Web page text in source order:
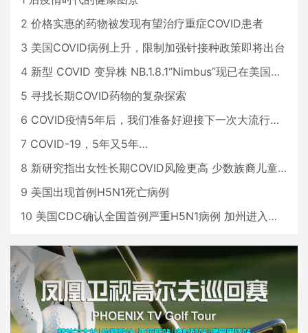
2 价格实惠的药物被发现有望治疗重症COVID患者
3 美国COVID病例上升，限制加强针接种政策即将出台
4 新型 COVID 变异株 NB.1.8.1“Nimbus”现已在美国占据主导地位
5 寻找长期COVID药物的复杂探索
6 COVID疫情5年后，我们准备好迎接下一次大流行了吗？
7 COVID-19，5年又5年…
8 新研究指出女性长期COVID风险更高 少数族裔儿童存在差异
9 美国出现首例H5N1死亡病例
10 美国CDC确认全国首例严重H5N1病例 加州进入紧急状态